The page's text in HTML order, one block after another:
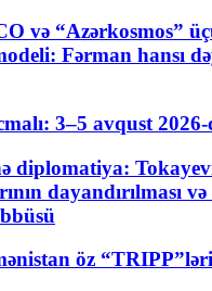
və “Azərkosmos”
Fərman hansı
3–5 avqust 2026-
diplomatiya:
dayandırılması və
öz